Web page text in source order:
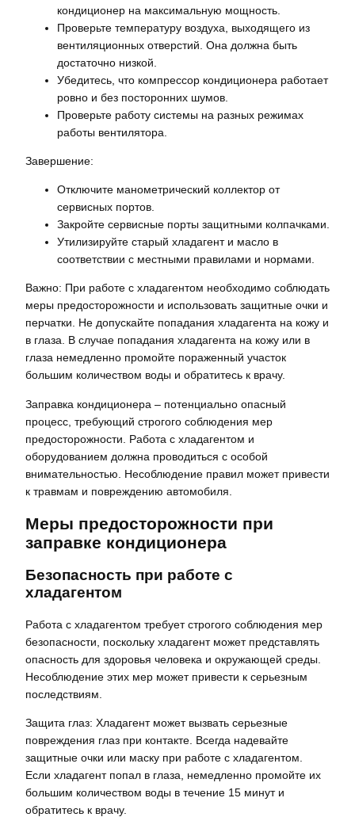
кондиционер на максимальную мощность.
Проверьте температуру воздуха, выходящего из
вентиляционных отверстий. Она должна быть
достаточно низкой.
Убедитесь, что компрессор кондиционера работает
ровно и без посторонних шумов.
Проверьте работу системы на разных режимах
работы вентилятора.
Завершение:
Отключите манометрический коллектор от
сервисных портов.
Закройте сервисные порты защитными колпачками.
Утилизируйте старый хладагент и масло в
соответствии с местными правилами и нормами.
Важно: При работе с хладагентом необходимо соблюдать
меры предосторожности и использовать защитные очки и
перчатки. Не допускайте попадания хладагента на кожу и
в глаза. В случае попадания хладагента на кожу или в
глаза немедленно промойте пораженный участок
большим количеством воды и обратитесь к врачу.
Заправка кондиционера – потенциально опасный
процесс, требующий строгого соблюдения мер
предосторожности. Работа с хладагентом и
оборудованием должна проводиться с особой
внимательностью. Несоблюдение правил может привести
к травмам и повреждению автомобиля.
Меры предосторожности при
заправке кондиционера
Безопасность при работе с
хладагентом
Работа с хладагентом требует строгого соблюдения мер
безопасности, поскольку хладагент может представлять
опасность для здоровья человека и окружающей среды.
Несоблюдение этих мер может привести к серьезным
последствиям.
Защита глаз: Хладагент может вызвать серьезные
повреждения глаз при контакте. Всегда надевайте
защитные очки или маску при работе с хладагентом.
Если хладагент попал в глаза, немедленно промойте их
большим количеством воды в течение 15 минут и
обратитесь к врачу.